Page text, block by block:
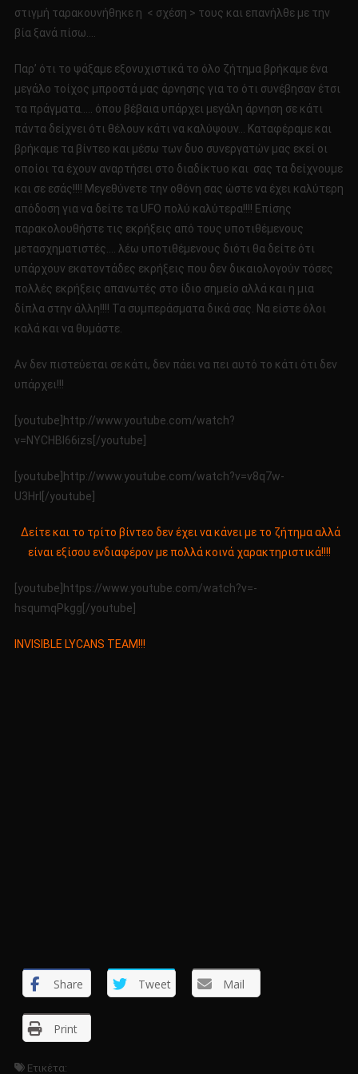
στιγμή ταρακουνήθηκε η < σχέση > τους και επανήλθε με την
βία ξανά πίσω….
Παρ’ ότι το ψάξαμε εξονυχιστικά το όλο ζήτημα βρήκαμε ένα
μεγάλο τοίχος μπροστά μας άρνησης για το ότι συνέβησαν έτσι
τα πράγματα….. όπου βέβαια υπάρχει μεγάλη άρνηση σε κάτι
πάντα δείχνει ότι θέλουν κάτι να καλύψουν… Καταφέραμε και
βρήκαμε τα βίντεο και μέσω των δυο συνεργατών μας εκεί οι
οποίοι τα έχουν αναρτήσει στο διαδίκτυο και σας τα δείχνουμε
και σε εσάς!!!! Μεγεθύνετε την οθόνη σας ώστε να έχει καλύτερη
απόδοση για να δείτε τα UFO πολύ καλύτερα!!!! Επίσης
παρακολουθήστε τις εκρήξεις από τους υποτιθέμενους
μετασχηματιστές…. λέω υποτιθέμενους διότι θα δείτε ότι
υπάρχουν εκατοντάδες εκρήξεις που δεν δικαιολογούν τόσες
πολλές εκρήξεις απανωτές στο ίδιο σημείο αλλά και η μια
δίπλα στην άλλη!!!! Τα συμπεράσματα δικά σας. Να είστε όλοι
καλά και να θυμάστε.
Αν δεν πιστεύεται σε κάτι, δεν πάει να πει αυτό το κάτι ότι δεν
υπάρχει!!!
[youtube]http://www.youtube.com/watch?
v=NYCHBI66izs[/youtube]
[youtube]http://www.youtube.com/watch?v=v8q7w-
U3HrI[/youtube]
Δείτε και το τρίτο βίντεο δεν έχει να κάνει με το ζήτημα αλλά
είναι εξίσου ενδιαφέρον με πολλά κοινά χαρακτηριστικά!!!!
[youtube]https://www.youtube.com/watch?v=-
hsqumqPkgg[/youtube]
INVISIBLE LYCANS TEAM!!!
Share Tweet Mail
Print
Ετικέτα: